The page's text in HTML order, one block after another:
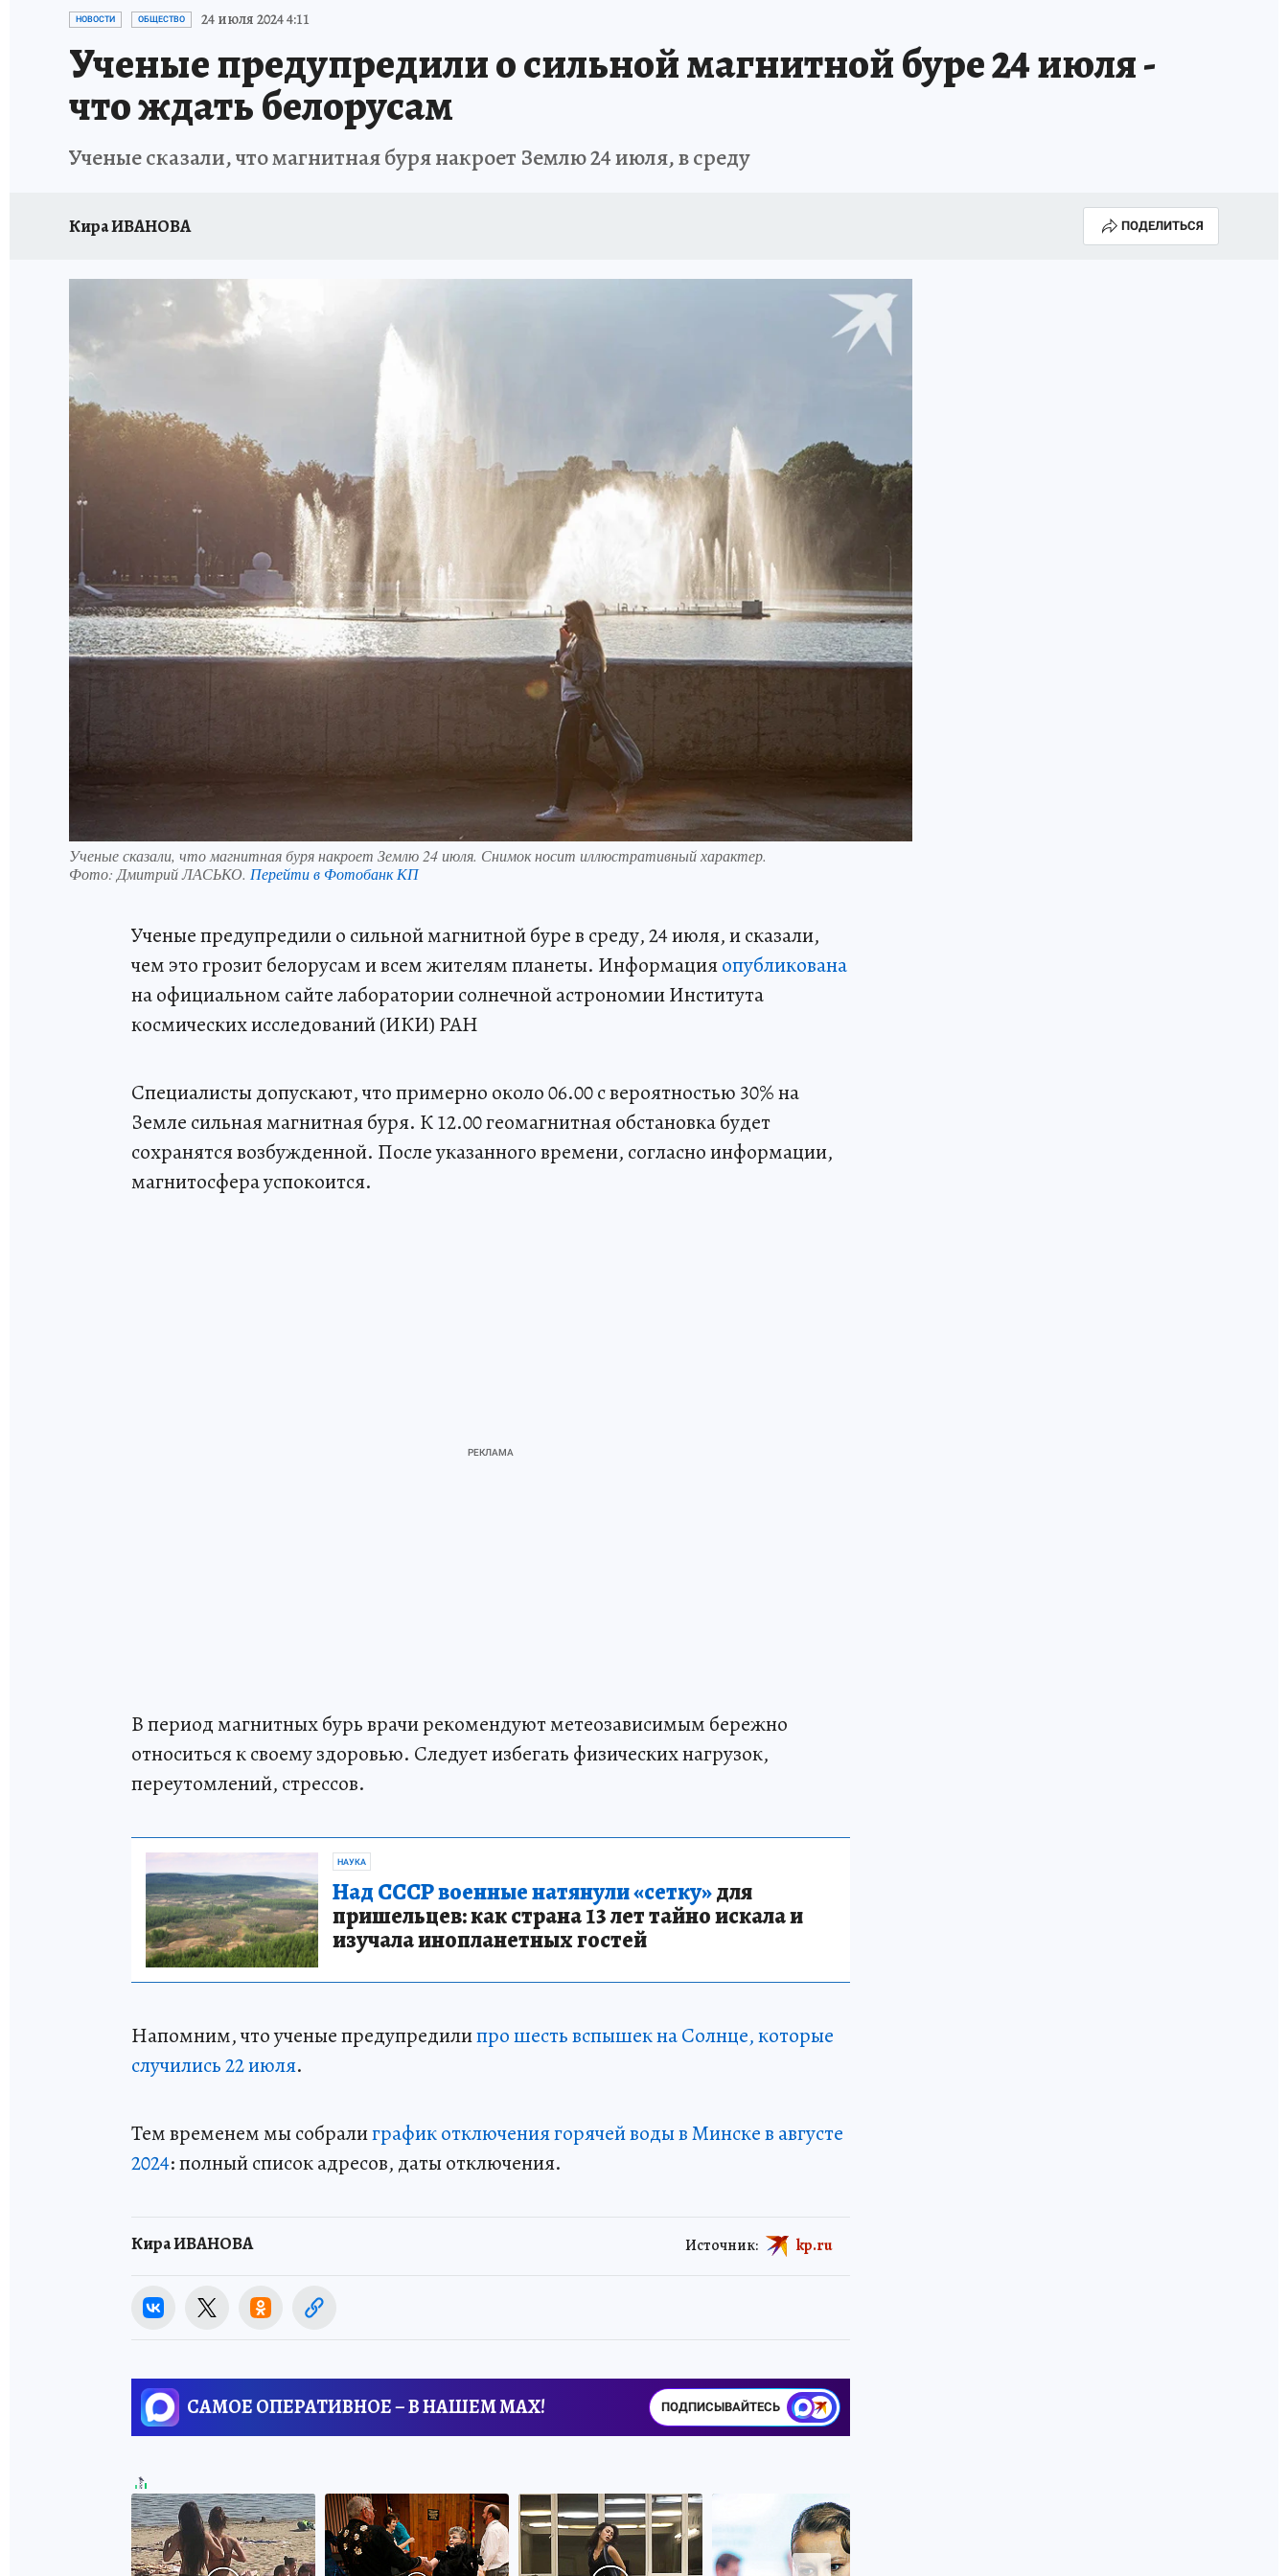
НОВОСТИ ОБЩЕСТВО 24 июля 2024 4:11
Ученые предупредили о сильной магнитной буре 24 июля -
что ждать белорусам
Ученые сказали, что магнитная буря накроет Землю 24 июля, в среду
Кира ИВАНОВА ПОДЕЛИТЬСЯ
Ученые сказали, что магнитная буря накроет Землю 24 июля. Снимок носит иллюстративный характер.
Фото: Дмитрий ЛАСЬКО. Перейти в Фотобанк КП
Ученые предупредили о сильной магнитной буре в среду, 24 июля, и сказали,
чем это грозит белорусам и всем жителям планеты. Информацияопубликована
на официальном сайте лаборатории солнечной астрономии Института
космических исследований (ИКИ) РАН
Специалисты допускают, что примерно около 06.00 с вероятностью 30% на
Земле сильная магнитная буря. К 12.00 геомагнитная обстановка будет
сохранятся возбужденной. После указанного времени, согласно информации,
магнитосфера успокоится.
В период магнитных бурь врачи рекомендуют метеозависимым бережно
относиться к своему здоровью. Следует избегать физических нагрузок,
переутомлений, стрессов.
НАУКА
Над СССР военные натянули «сетку»для
пришельцев: как страна 13 лет тайно искала и
изучала инопланетных гостей
Напомним, что ученые предупредилипро шесть вспышек на Солнце, которые
случились 22 июля.
Тем временем мы собралиграфик отключения горячей воды в Минске в августе
2024: полный список адресов, даты отключения.
Кира ИВАНОВА Источник: kp.ru
САМОЕ ОПЕРАТИВНОЕ – В НАШЕМ MAX! ПОДПИСЫВАЙТЕСЬ